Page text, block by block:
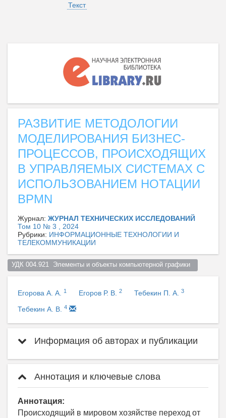
Текст
РАЗВИТИЕ МЕТОДОЛОГИИ
МОДЕЛИРОВАНИЯ БИЗНЕС-
ПРОЦЕССОВ, ПРОИСХОДЯЩИХ
В УПРАВЛЯЕМЫХ СИСТЕМАХ С
ИСПОЛЬЗОВАНИЕМ НОТАЦИИ
BPMN
Журнал: ЖУРНАЛ ТЕХНИЧЕСКИХ ИССЛЕДОВАНИЙ
Том 10 № 3 , 2024
Рубрики: ИНФОРМАЦИОННЫЕ ТЕХНОЛОГИИ И
ТЕЛЕКОММУНИКАЦИИ
УДК 004.921  Элементы и объекты компьютерной графики
Егорова А. А. 1 Егоров Р. В. 2 Тебекин П. А. 3
Тебекин А. В. 4
Информация об авторах и публикации
Аннотация и ключевые слова
Аннотация:
Происходящий в мировом хозяйстве переход от